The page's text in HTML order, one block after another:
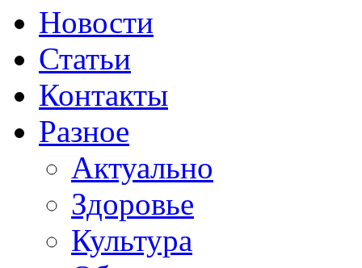
Новости
Статьи
Контакты
Разное
Актуально
Здоровье
Культура